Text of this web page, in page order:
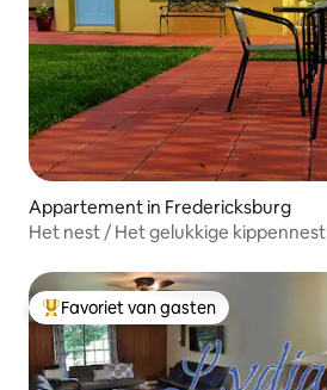
Appartement in Fredericksburg
Het nest / Het gelukkige kippennest
Topfavoriet van gasten
Favoriet van gasten